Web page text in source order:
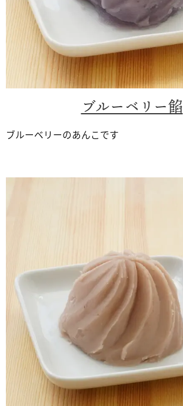
ブルーベリー餡
ブルーベリーのあんこです